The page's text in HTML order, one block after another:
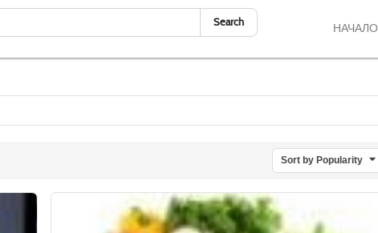
Search НАЧАЛО
Sort by Popularity